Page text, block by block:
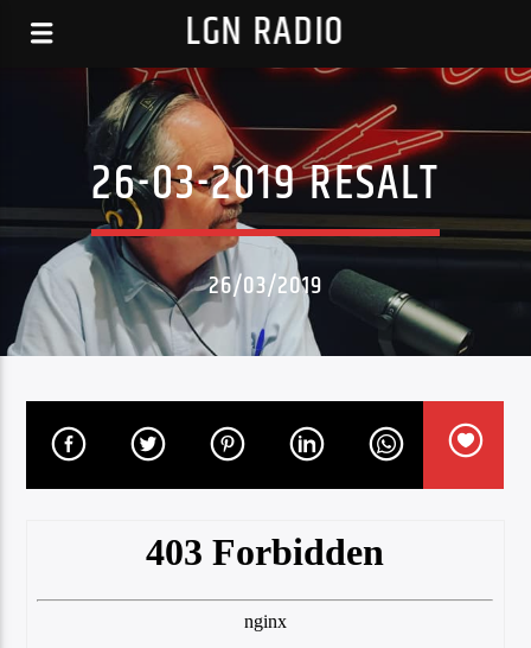
LGN RADIO
26-03-2019 RESALT
26/03/2019